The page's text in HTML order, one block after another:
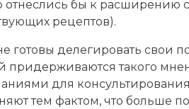
бы к расширению
рецептов).
готовы делегировать свои
такого
для
тем фактом, что больше